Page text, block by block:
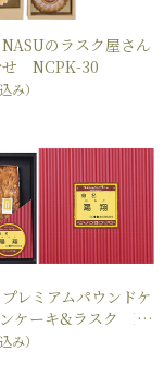
NASUのラスク屋さん
せ NCPK-30
み）
プレミアムパウンドケ
ケーキ&ラスク PP
み）